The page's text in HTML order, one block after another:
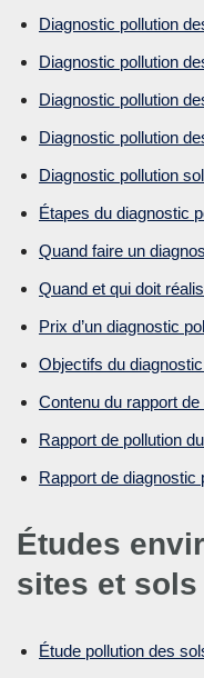
Diagnostic pollution
Diagnostic pollution
Diagnostic pollution
Diagnostic pollution
Diagnostic pollution
Étapes du diagnostic
Quand faire un
Quand et qui doit
Prix d’un diagnostic
Objectifs du
Contenu du rapport
Rapport de pollution
Rapport de diagnostic
Études
sites et
Étude pollution des